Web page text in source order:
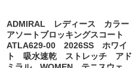
ADMIRAL レディース カラー
アソートブロッキングスコート
ATLA629-00 2026SS ホワイ
ト 吸水速乾 ストレッチ アド